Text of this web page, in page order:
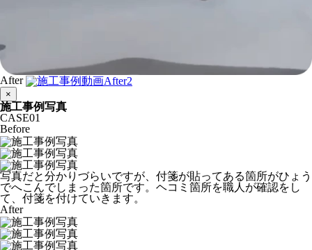
After
×
施工事例写真
CASE01
Before
写真だと分かりづらいですが、付箋が貼ってある箇所がひょう
でへこんでしまった箇所です。ヘコミ箇所を職人が確認をし
て、付箋を付けていきます。
After